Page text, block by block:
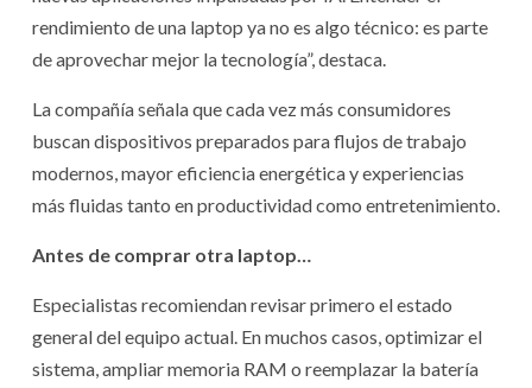
rendimiento de una laptop ya no es algo técnico: es parte
de aprovechar mejor la tecnología”, destaca.
La compañía señala que cada vez más consumidores
buscan dispositivos preparados para flujos de trabajo
modernos, mayor eficiencia energética y experiencias
más fluidas tanto en productividad como entretenimiento.
Antes de comprar otra laptop…
Especialistas recomiendan revisar primero el estado
general del equipo actual. En muchos casos, optimizar el
sistema, ampliar memoria RAM o reemplazar la batería